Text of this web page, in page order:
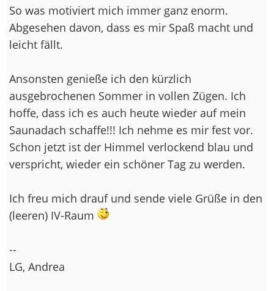
So was motiviert mich immer ganz enorm.
Abgesehen davon, dass es mir Spaß macht und
leicht fällt.
Ansonsten genieße ich den kürzlich
ausgebrochenen Sommer in vollen Zügen. Ich
hoffe, dass ich es auch heute wieder auf mein
Saunadach schaffe!!! Ich nehme es mir fest vor.
Schon jetzt ist der Himmel verlockend blau und
verspricht, wieder ein schöner Tag zu werden.
Ich freu mich drauf und sende viele Grüße in den
(leeren) IV-Raum
--
LG, Andrea